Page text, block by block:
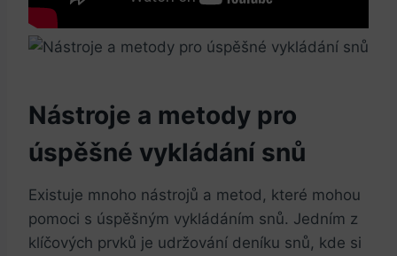
Nástroje a metody pro
úspěšné vykládání snů
Existuje mnoho nástrojů a metod, které mohou
pomoci s úspěšným vykládáním snů. Jedním z
klíčových prvků je udržování deníku snů, kde si